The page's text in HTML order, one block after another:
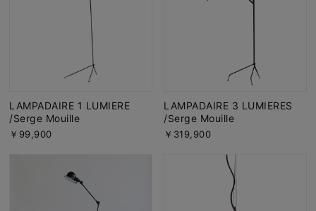
LAMPADAIRE 1 LUMIERE
/Serge Mouille
￥99,900
LAMPADAIRE 3 LUMIERES
/Serge Mouille
￥319,900